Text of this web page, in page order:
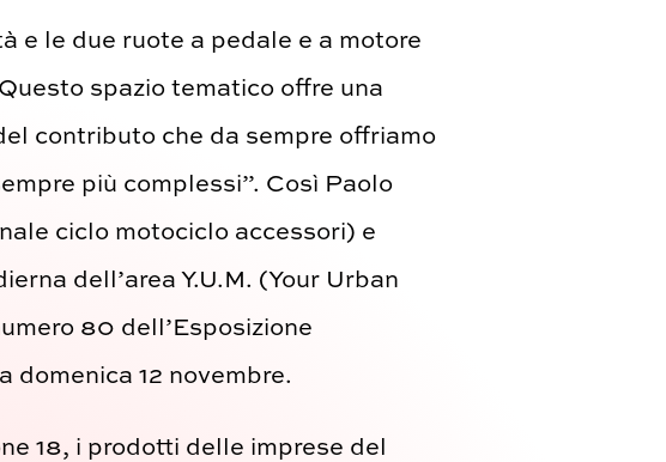
e le due ruote a pedale e a motore
spazio tematico offre una
contributo che da sempre offriamo
più complessi”. Così Paolo
ciclo motociclo accessori) e
dell’area Y.U.M. (Your Urban
80 dell’Esposizione
domenica 12 novembre.
18, i prodotti delle imprese del